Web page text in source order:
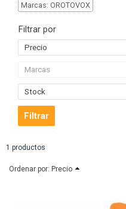
Marcas: OROTOVOX
Filtrar por
Precio
Marcas
Stock
1 productos
Ordenar por: Precio